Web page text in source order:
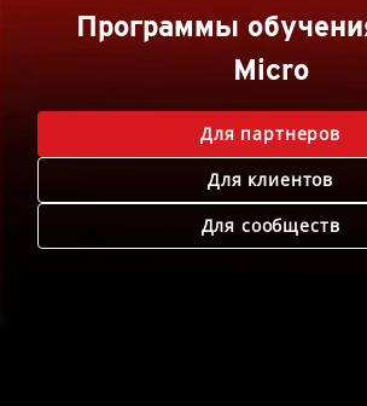
Программы
Micro
Для партнеров
Для клиентов
Для сообществ